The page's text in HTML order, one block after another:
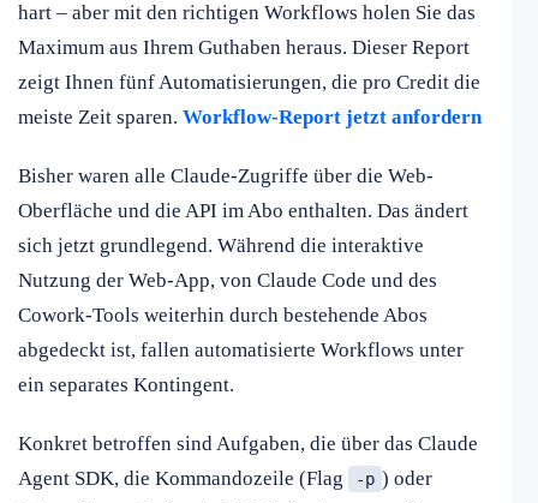
hart – aber mit den richtigen Workflows holen Sie das
Maximum aus Ihrem Guthaben heraus. Dieser Report
zeigt Ihnen fünf Automatisierungen, die pro Credit die
meiste Zeit sparen. Workflow-Report jetzt anfordern
Bisher waren alle Claude-Zugriffe über die Web-
Oberfläche und die API im Abo enthalten. Das ändert
sich jetzt grundlegend. Während die interaktive
Nutzung der Web-App, von Claude Code und des
Cowork-Tools weiterhin durch bestehende Abos
abgedeckt ist, fallen automatisierte Workflows unter
ein separates Kontingent.
Konkret betroffen sind Aufgaben, die über das Claude
Agent SDK, die Kommandozeile (Flag
-p ) oder